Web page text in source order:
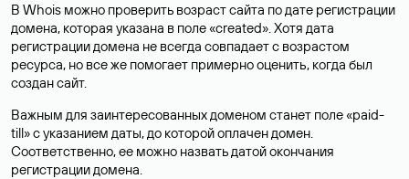
В Whois можно проверить возраст сайта по дате регистрации
домена, которая указана в поле «created». Хотя дата
регистрации домена не всегда совпадает с возрастом
ресурса, но все же помогает примерно оценить, когда был
создан сайт.
Важным для заинтересованных доменом станет поле «paid-
till» с указанием даты, до которой оплачен домен.
Соответственно, ее можно назвать датой окончания
регистрации домена.